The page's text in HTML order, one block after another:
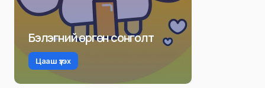
Бэлэгний өргөн сонголт
Цааш үзэх